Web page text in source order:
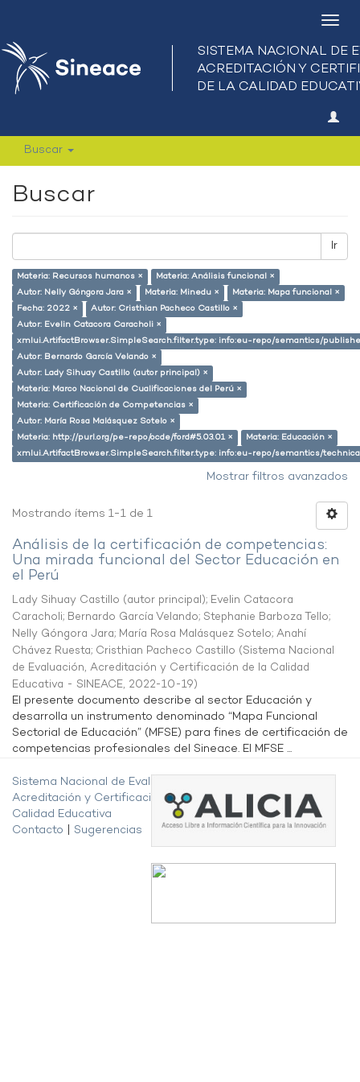
Buscar
Buscar
Ir
Materia: Recursos humanos ×
Materia: Análisis funcional ×
Autor: Nelly Góngora Jara ×
Materia: Minedu ×
Materia: Mapa funcional ×
Fecha: 2022 ×
Autor: Cristhian Pacheco Castillo ×
Autor: Evelin Catacora Caracholi ×
xmlui.ArtifactBrowser.SimpleSearch.filter.type: info:eu-repo/semantics/
Autor: Bernardo García Velando ×
Autor: Lady Sihuay Castillo (autor principal) ×
Materia: Marco Nacional de Cualificaciones del Perú ×
Materia: Certificación de Competencias ×
Autor: María Rosa Malásquez Sotelo ×
Materia: http://purl.org/pe-repo/ocde/ford#5.03.01 ×
Materia: Educación ×
xmlui.ArtifactBrowser.SimpleSearch.filter.type: info:eu-repo/semantics/
Mostrar filtros avanzados
Mostrando ítems 1-1 de 1
Análisis de la certificación de competencias:
Una mirada funcional del Sector Educación en
el Perú
Lady Sihuay Castillo (autor principal); Evelin Catacora
Caracholi; Bernardo García Velando; Stephanie Barboza Tello;
Nelly Góngora Jara; María Rosa Malásquez Sotelo; Anahí
Chávez Ruesta; Cristhian Pacheco Castillo (Sistema Nacional
de Evaluación, Acreditación y Certificación de la Calidad
Educativa - SINEACE, 2022-10-19)
El presente documento describe al sector Educación y
desarrolla un instrumento denominado “Mapa Funcional
Sectorial de Educación” (MFSE) para fines de certificación de
competencias profesionales del Sineace. El MFSE ...
Sistema Nacional de Evaluación,
Acreditación y Certificación de la
Calidad Educativa
Contacto
Sugerencias